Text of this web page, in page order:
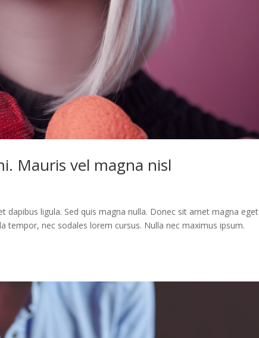
Mauris vel magna nisl
dapibus ligula. Sed quis magna nulla. Donec sit amet magna eget
tempor, nec sodales lorem cursus. Nulla nec maximus ipsum.